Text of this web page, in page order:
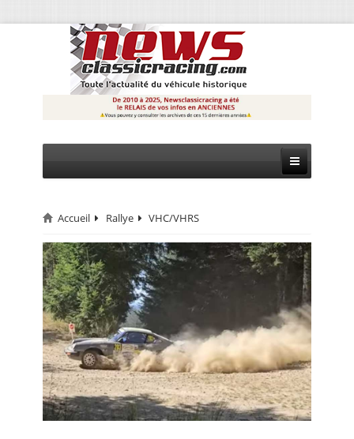
CIRCUIT
RALLYE
MONTAGNE
EVÈNEMENTS
CALENDRIER
FOCUS
Accueil Rallye VHC/VHRS